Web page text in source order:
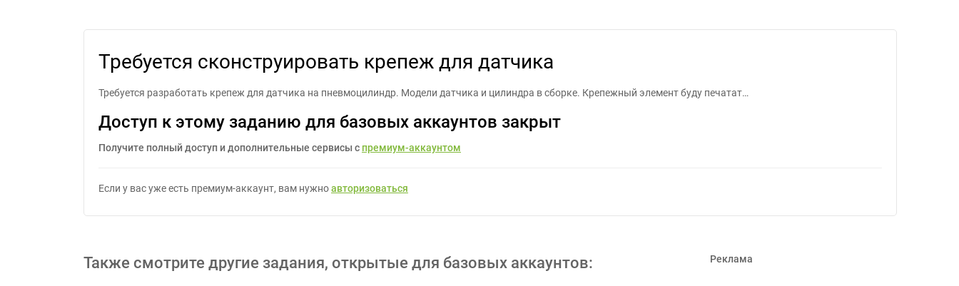
Требуется сконструировать крепеж для датчика
Требуется разработать крепеж для датчика на пневмоцилиндр. Модели датчика и цилиндра в сборке. Крепежный элемент буду печатат…
Доступ к этому заданию для базовых аккаунтов закрыт
Получите полный доступ и дополнительные сервисы с премиум-аккаунтом
Если у вас уже есть премиум-аккаунт, вам нужноавторизоваться
Также смотрите другие задания, открытые для базовых аккаунтов: Реклама